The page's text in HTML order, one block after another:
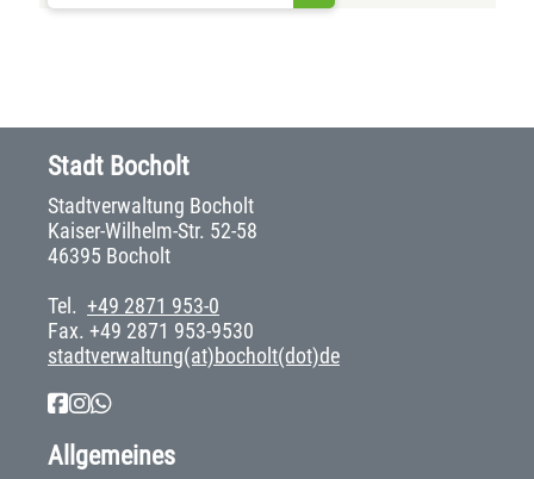
Stadt Bocholt
Stadtverwaltung Bocholt
Kaiser-Wilhelm-Str. 52-58
46395 Bocholt
Tel. +49 2871 953-0
Fax. +49 2871 953-9530
stadtverwaltung(at)bocholt(dot)de
Allgemeines